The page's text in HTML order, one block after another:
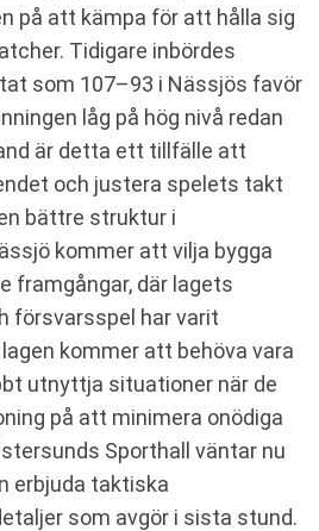
på att kämpa för att hålla sig
Tidigare inbördes
som 107–93 i Nässjös favör
låg på hög nivå redan
är detta ett tillfälle att
och justera spelets takt
bättre struktur i
kommer att vilja bygga
framgångar, där lagets
försvarsspel har varit
kommer att behöva vara
utnyttja situationer när de
på att minimera onödiga
Sporthall väntar nu
erbjuda taktiska
som avgör i sista stund.